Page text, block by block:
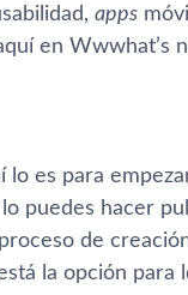
apps
en Wwwhat’s
es para
puedes hacer
de
la opción para